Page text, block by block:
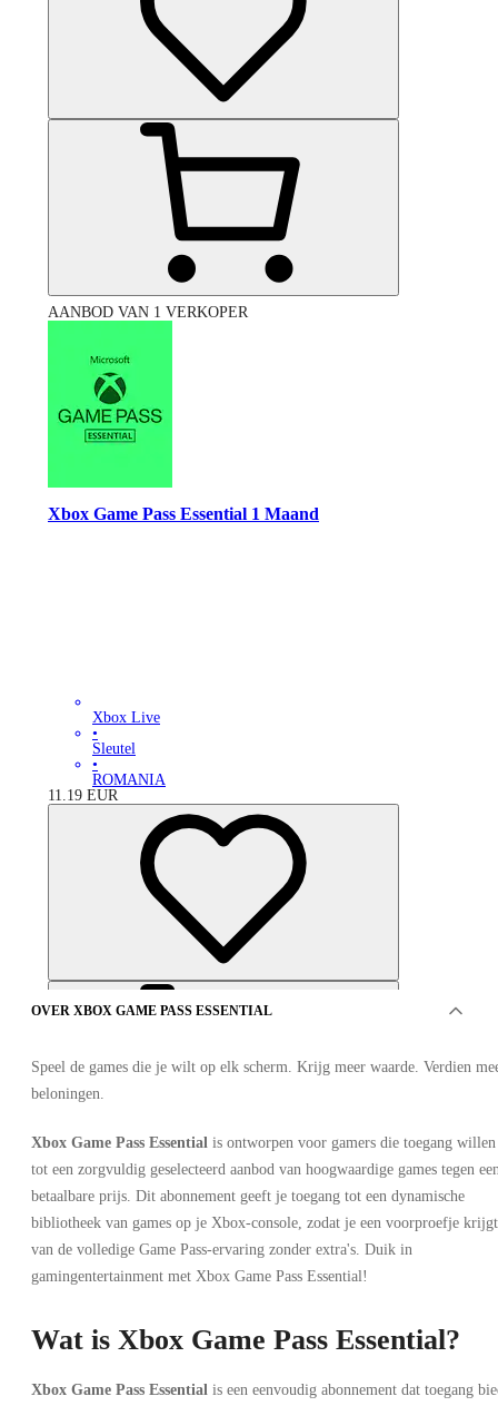
AANBOD VAN 1 VERKOPER
Xbox Game Pass Essential 1 Maand
Xbox Live
•
Sleutel
•
ROMANIA
11.19 EUR
AANBIEDINGEN VAN 7 VERKOPERS
OVER XBOX GAME PASS ESSENTIAL
Speel de games die je wilt op elk scherm. Krijg meer waarde. Verdien
beloningen.
Xbox Game Pass Essential is ontworpen voor gamers die toegang willen
tot een zorgvuldig geselecteerd aanbod van hoogwaardige games tegen
betaalbare prijs. Dit abonnement geeft je toegang tot een dynamische
bibliotheek van games op je Xbox-console, zodat je een voorproefje krijgt
van de volledige Game Pass-ervaring zonder extra's. Duik in
gamingentertainment met Xbox Game Pass Essential!
Wat is Xbox Game Pass Essential?
Xbox Game Pass Essential is een eenvoudig abonnement dat toegang